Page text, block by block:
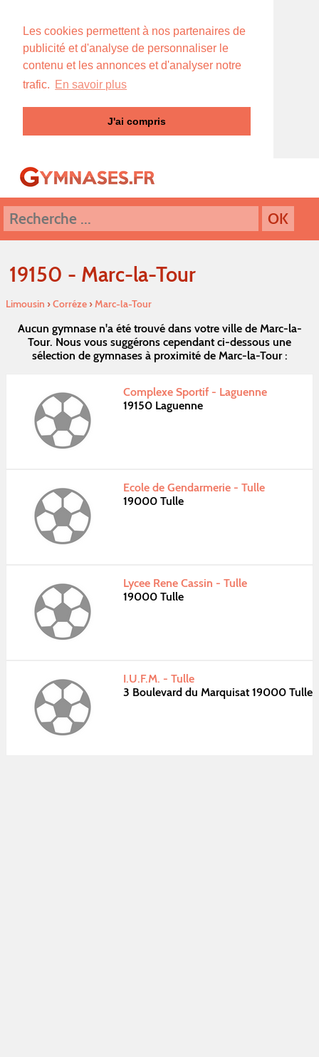
Les cookies permettent à nos partenaires de
publicité et d'analyse de personnaliser le
contenu et les annonces et d'analyser notre
trafic. En savoir plus
J'ai compris
19150 - Marc-la-Tour
Limousin ›Corréze›Marc-la-Tour
Aucun gymnase n'a été trouvé dans votre ville de Marc-la-
Tour. Nous vous suggérons cependant ci-dessous une
sélection de gymnases à proximité de Marc-la-Tour :
Complexe Sportif - Laguenne
19150 Laguenne
Ecole de Gendarmerie - Tulle
19000 Tulle
Lycee Rene Cassin - Tulle
19000 Tulle
I.U.F.M. - Tulle
3 Boulevard du Marquisat 19000 Tulle